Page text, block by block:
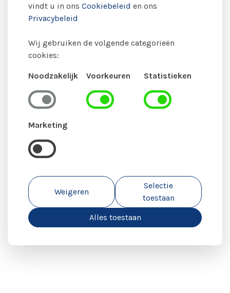
Aanmelden
vindt u in ons Cookiebeleid en ons
Privacybeleid
Wij gebruiken de volgende categorieën
cookies:
Noodzakelijk Voorkeuren Statistieken
Marketing
Weigeren
Selectie
toestaan
Alles toestaan